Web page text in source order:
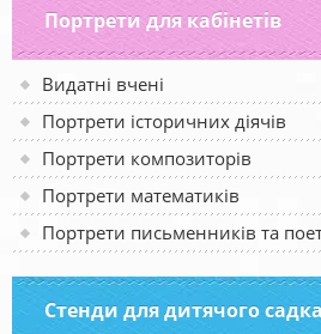
Портрети для кабінетів
Видатні вчені
Портрети історичних діячів
Портрети композиторів
Портрети математиків
Портрети письменників та
Стенди для дитячого садка